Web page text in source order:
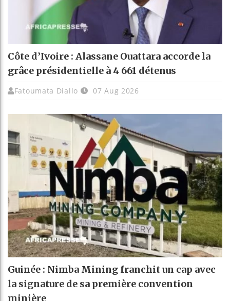
Côte d’Ivoire : Alassane Ouattara accorde la
grâce présidentielle à 4 661 détenus
Fatoumata Diallo 07 Aug 2026
Guinée : Nimba Mining franchit un cap avec
la signature de sa première convention
minière